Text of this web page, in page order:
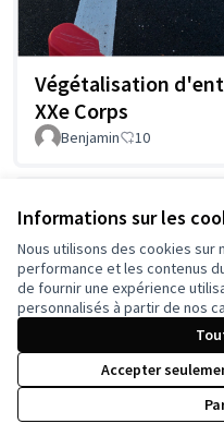
Informations sur les
Nous utilisons des cookies sur
performance et les contenus
de fournir une expérience
personnalisés à partir de nos
Accepter
Végétalisation
XXe Corps
Benjamin 10
Amélioration du
Tom54 3